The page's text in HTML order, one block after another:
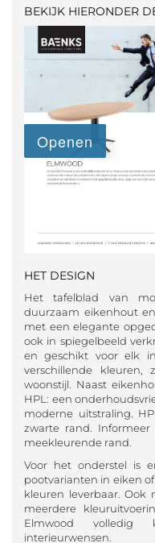
BEKIJK HIERONDER
HET DESIGN
Het tafelblad van
duurzaam eikenhout
met een elegante
ook in spiegelbeeld
en geschikt voor elk
verschillende
woonstijl. Naast
HPL: een
moderne uitstraling.
zwarte rand.
meekleurende rand.
Voor het onderstel is
pootvarianten in eiken
kleuren leverbaar. Ook
meerdere
Elmwood
interieurwensen.